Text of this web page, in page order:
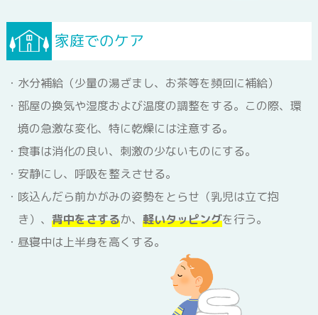
手指の衛生管理
咳エチケット
消毒の種類と方法
家庭でのケア
水分補給（少量の湯ざまし、お茶等を頻回に補給）
部屋の換気や湿度および温度の調整をする。この際、環
境の急激な変化、特に乾燥には注意する。
食事は消化の良い、刺激の少ないものにする。
安静にし、呼吸を整えさせる。
咳込んだら前かがみの姿勢をとらせ（乳児は立て抱
き）、 背中をさするか、 軽いタッピングを行う。
昼寝中は上半身を高くする。